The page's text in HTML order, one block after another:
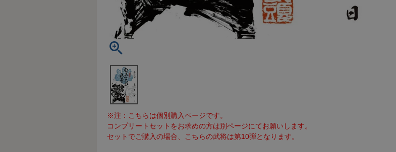
※注：こちらは個別購入ページです。
コンプリートセットをお求めの方は別ページにてお願いします。
セットでご購入の場合、こちらの武将は第10弾となります。